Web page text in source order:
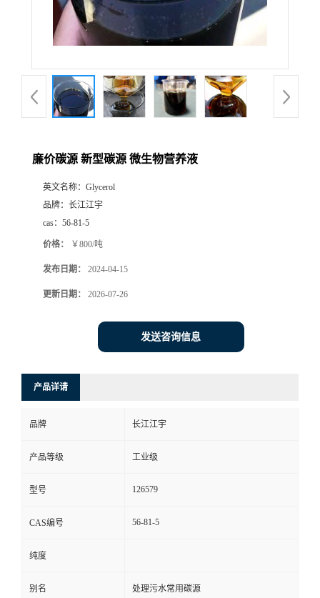
廉价碳源 新型碳源 微生物营养液
英文名称： Glycerol
品牌： 长江江宇
cas： 56-81-5
价格： ￥800/吨
发布日期： 2024-04-15
更新日期： 2026-07-26
发送咨询信息
产品详请
品牌 长江江宇
产品等级 工业级
型号 126579
CAS编号 56-81-5
纯度
别名 处理污水常用碳源